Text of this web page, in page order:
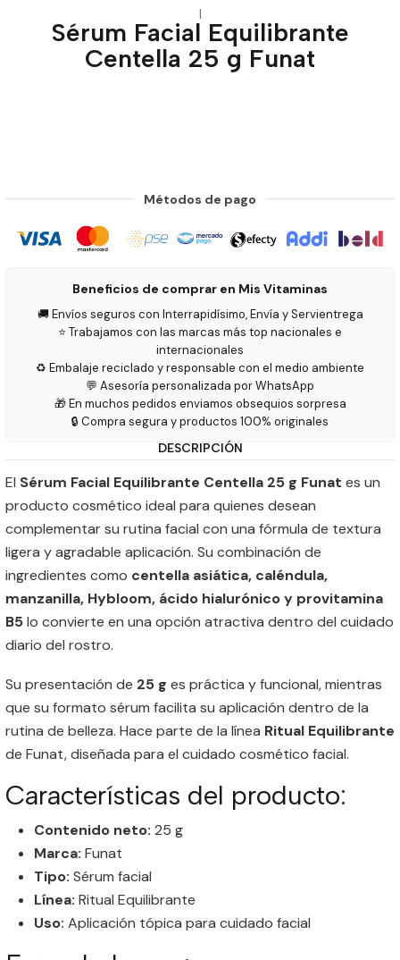
|
Sérum Facial Equilibrante
Centella 25 g Funat
Métodos de pago
Beneficios de comprar en Mis Vitaminas
🚚 Envíos seguros con Interrapidísimo, Envía y Servientrega
⭐ Trabajamos con las marcas más top nacionales e
internacionales
♻️ Embalaje reciclado y responsable con el medio ambiente
💬 Asesoría personalizada por WhatsApp
🎁 En muchos pedidos enviamos obsequios sorpresa
🔒 Compra segura y productos 100% originales
DESCRIPCIÓN
El Sérum Facial Equilibrante Centella 25 g Funat es un
producto cosmético ideal para quienes desean
complementar su rutina facial con una fórmula de textura
ligera y agradable aplicación. Su combinación de
ingredientes como centella asiática, caléndula,
manzanilla, Hybloom, ácido hialurónico y provitamina
B5lo convierte en una opción atractiva dentro del cuidado
diario del rostro.
Su presentación de 25 g es práctica y funcional, mientras
que su formato sérum facilita su aplicación dentro de la
rutina de belleza. Hace parte de la línea Ritual Equilibrante
de Funat, diseñada para el cuidado cosmético facial.
Características del producto:
Contenido neto: 25 g
Marca: Funat
Tipo: Sérum facial
Línea: Ritual Equilibrante
Uso: Aplicación tópica para cuidado facial